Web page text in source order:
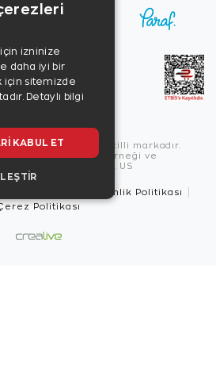
Zen Diamond tescilli markadır.
Markalar Derneği ve
Programı üyesidir. US
Güvenlik Politikası
Politikası
izninize
daha iyi bir
için sitemizde
Detaylı bilgi
KABUL ET